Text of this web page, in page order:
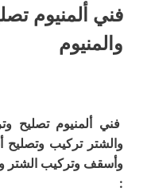
فني ألمنيوم
والمنيوم
فني ألمنيوم تصليح
والشتر تركيب وتصليح
وأسقف وتركيب الشتر
: